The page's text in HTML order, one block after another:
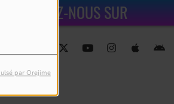
par Orejime
RETROUVEZ-NOUS SUR